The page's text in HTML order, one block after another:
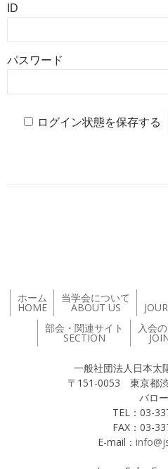
ID
パスワード
ログイン状態を保存する
ホーム
HOME
当学会について
ABOUT US
部会・関連サイト
SECTION
入会
一般社団法人日本太
〒151-0053 東京都
バロール代
TEL：03-
FAX：03-
E-mail：